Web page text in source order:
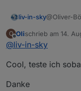
liv-in-sky@Oliver-
dieses
adapter
O
Offline
Olischrieb am 14.
zuletzt editiert von
@liv-in-sky
Cool, teste ich
Danke